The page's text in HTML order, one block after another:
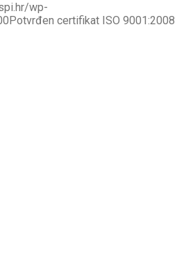
wp-
Potvrđen certifikat ISO 9001:2008